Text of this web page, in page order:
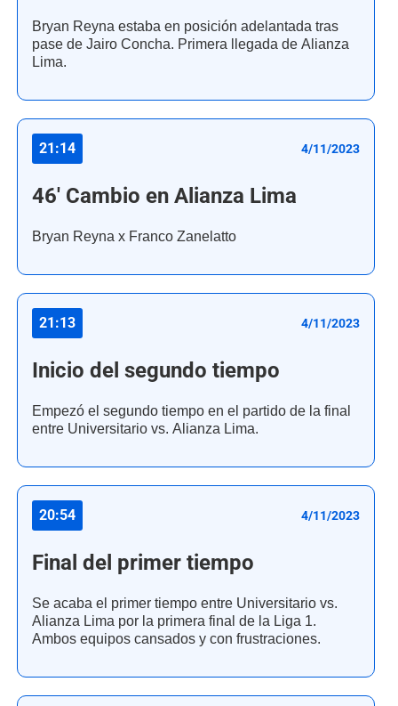
Bryan Reyna estaba en posición adelantada tras
pase de Jairo Concha. Primera llegada de Alianza
Lima.
21:14 4/11/2023
46' Cambio en Alianza Lima
Bryan Reyna x Franco Zanelatto
21:13 4/11/2023
Inicio del segundo tiempo
Empezó el segundo tiempo en el partido de la final
entre Universitario vs. Alianza Lima.
20:54 4/11/2023
Final del primer tiempo
Se acaba el primer tiempo entre Universitario vs.
Alianza Lima por la primera final de la Liga 1.
Ambos equipos cansados y con frustraciones.